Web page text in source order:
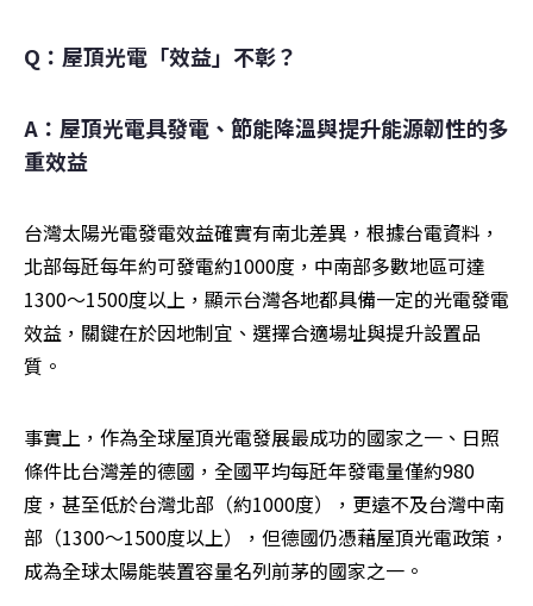
Q：屋頂光電「效益」不彰？
A：屋頂光電具發電、節能降溫與提升能源韌性的多
重效益
台灣太陽光電發電效益確實有南北差異，根據台電資料，
北部每瓩每年約可發電約1000度，中南部多數地區可達
1300～1500度以上，顯示台灣各地都具備一定的光電發電
效益，關鍵在於因地制宜、選擇合適場址與提升設置品
質。
事實上，作為全球屋頂光電發展最成功的國家之一、日照
條件比台灣差的德國，全國平均每瓩年發電量僅約980
度，甚至低於台灣北部（約1000度），更遠不及台灣中南
部（1300～1500度以上），但德國仍憑藉屋頂光電政策，
成為全球太陽能裝置容量名列前茅的國家之一。